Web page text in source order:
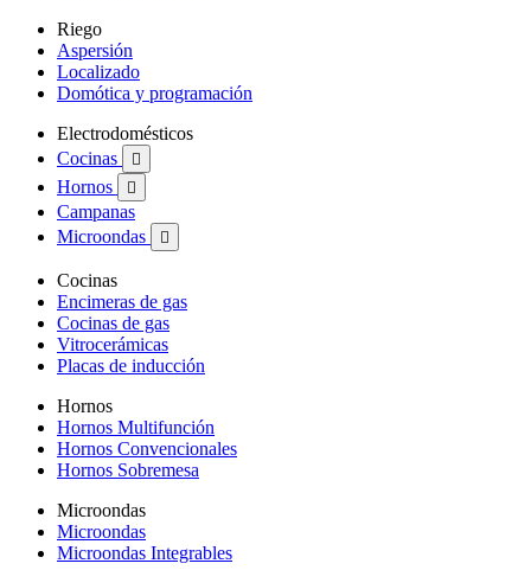
Riego
Aspersión
Localizado
Domótica y programación
Electrodomésticos
Cocinas

Hornos 
Campanas
Microondas

Cocinas
Encimeras de gas
Cocinas de gas
Vitrocerámicas
Placas de inducción
Hornos
Hornos Multifunción
Hornos Convencionales
Hornos Sobremesa
Microondas
Microondas
Microondas Integrables